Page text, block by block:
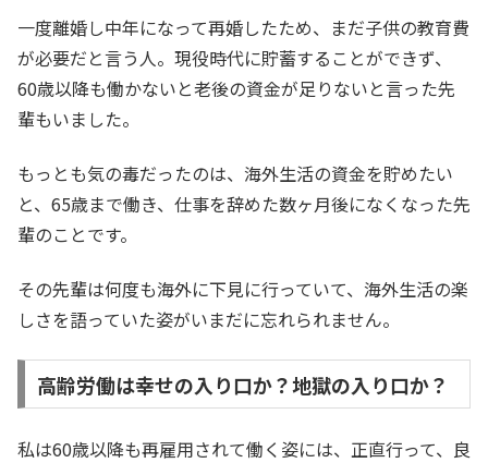
一度離婚し中年になって再婚したため、まだ子供の教育費
が必要だと言う人。現役時代に貯蓄することができず、
60歳以降も働かないと老後の資金が足りないと言った先
輩もいました。
もっとも気の毒だったのは、海外生活の資金を貯めたい
と、65歳まで働き、仕事を辞めた数ヶ月後になくなった先
輩のことです。
その先輩は何度も海外に下見に行っていて、海外生活の楽
しさを語っていた姿がいまだに忘れられません。
高齢労働は幸せの入り口か？地獄の入り口か？
私は60歳以降も再雇用されて働く姿には、正直行って、良